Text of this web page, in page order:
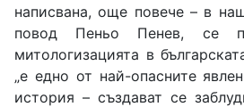
написвана, още повече – в
повод Пеньо Пенев, се
митологизацията в
„е едно от най-опасните
история – създават се